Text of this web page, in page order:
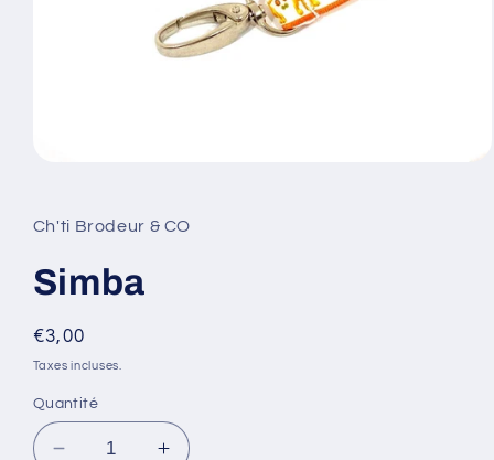
1
dans
fenêtre
modale
Ch'ti Brodeur & CO
Simba
Prix
habituel
€3,00
Taxes incluses.
Quantité